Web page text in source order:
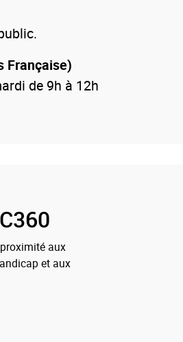
Française)
de 9h à 12h
aux
et aux